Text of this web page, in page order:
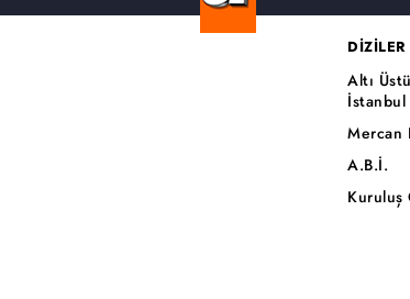
DİZİLER
Altı Üstü
İstanbul
Mercan
A.B.İ.
Kuruluş